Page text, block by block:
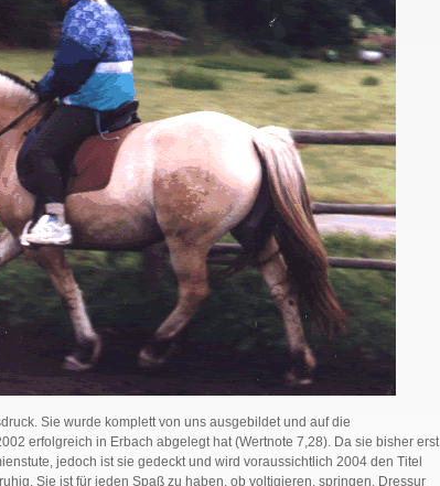
Sie wurde komplett von uns ausgebildet und auf die
erfolgreich in Erbach abgelegt hat (Wertnote 7,28). Da sie bisher erst
jedoch ist sie gedeckt und wird voraussichtlich 2004 den Titel
Sie ist für jeden Spaß zu haben, ob voltigieren, springen, Dressur